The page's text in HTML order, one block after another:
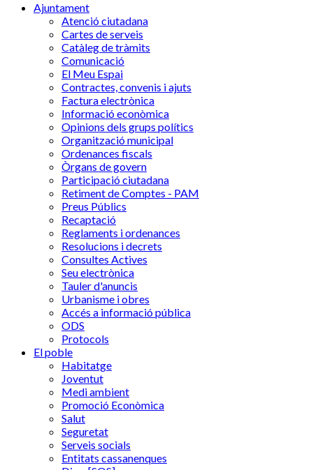
Ajuntament
Atenció ciutadana
Cartes de serveis
Catàleg de tràmits
Comunicació
El Meu Espai
Contractes, convenis i ajuts
Factura electrònica
Informació econòmica
Opinions dels grups polítics
Organització municipal
Ordenances fiscals
Òrgans de govern
Participació ciutadana
Retiment de Comptes - PAM
Preus Públics
Recaptació
Reglaments i ordenances
Resolucions i decrets
Consultes Actives
Seu electrònica
Tauler d'anuncis
Urbanisme i obres
Accés a informació pública
ODS
Protocols
El poble
Habitatge
Joventut
Medi ambient
Promoció Econòmica
Salut
Seguretat
Serveis socials
Entitats cassanenques